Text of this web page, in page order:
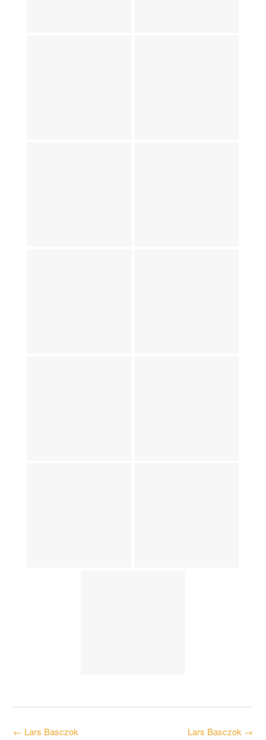
Post Lars Basczok →
← Lars Basczok